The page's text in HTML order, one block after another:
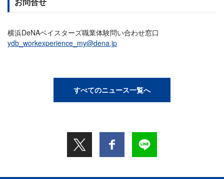
横浜DeNAベイスターズ職業体験問い合わせ窓口
ydb_workexperience_my@dena.jp
すべてのニュース一覧へ